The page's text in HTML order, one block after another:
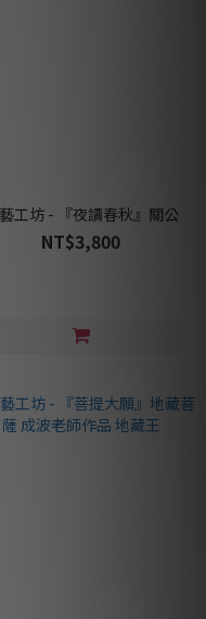
工坊 - 『夜讀春秋』關公
NT$3,800